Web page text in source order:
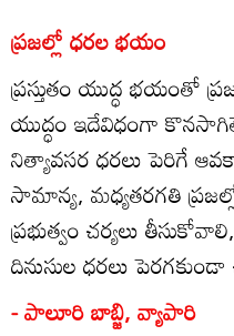
ప్రజల్లో ధరల భయం
ప్రస్తుతం యుద్ధ భయంతో
యుద్ధం ఇదేవిధంగా
నిత్యావసర ధరలు పెరిగే
సామాన్య, మధ్యతరగతి
ప్రభుత్వం చర్యలు
దినుసుల ధరలు
- పాలూరి బాబ్జి, వ్యాపారి